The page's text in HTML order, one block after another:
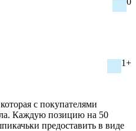
1+
с покупателями
Каждую позицию на 50
предоставить в виде